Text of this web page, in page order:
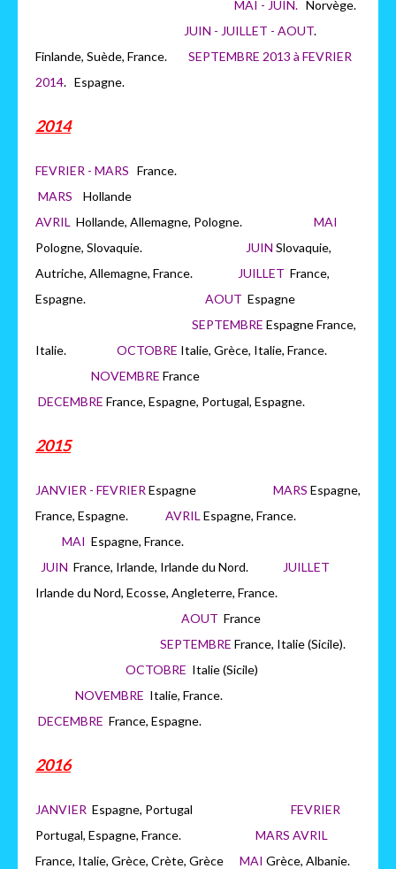
MAI - JUIN. Norvège.
JUIN - JUILLET - AOUT.
Finlande, Suède, France. SEPTEMBRE 2013 à FEVRIER
2014. Espagne.
2014
FEVRIER - MARS France.
MARS Hollande
AVRIL Hollande, Allemagne, Pologne. MAI
Pologne, Slovaquie.
JUIN Slovaquie,
Autriche, Allemagne, France.
JUILLET France,
Espagne. AOUT Espagne
SEPTEMBRE Espagne France,
Italie. OCTOBRE Italie, Grèce, Italie, France.
NOVEMBRE France
DECEMBRE France, Espagne, Portugal, Espagne.
2015
JANVIER - FEVRIER Espagne MARS Espagne,
France, Espagne. AVRIL Espagne, France.
MAI Espagne, France.
JUIN France, Irlande, Irlande du Nord.
JUILLET
Irlande du Nord, Ecosse, Angleterre, France.
AOUT France
SEPTEMBRE France, Italie (Sicile).
OCTOBRE Italie (Sicile)
NOVEMBRE Italie, France.
DECEMBRE France, Espagne.
2016
JANVIER Espagne, Portugal FEVRIER
Portugal, Espagne, France. MARS AVRIL
France, Italie, Grèce, Crète, Grèce MAI Grèce, Albanie.